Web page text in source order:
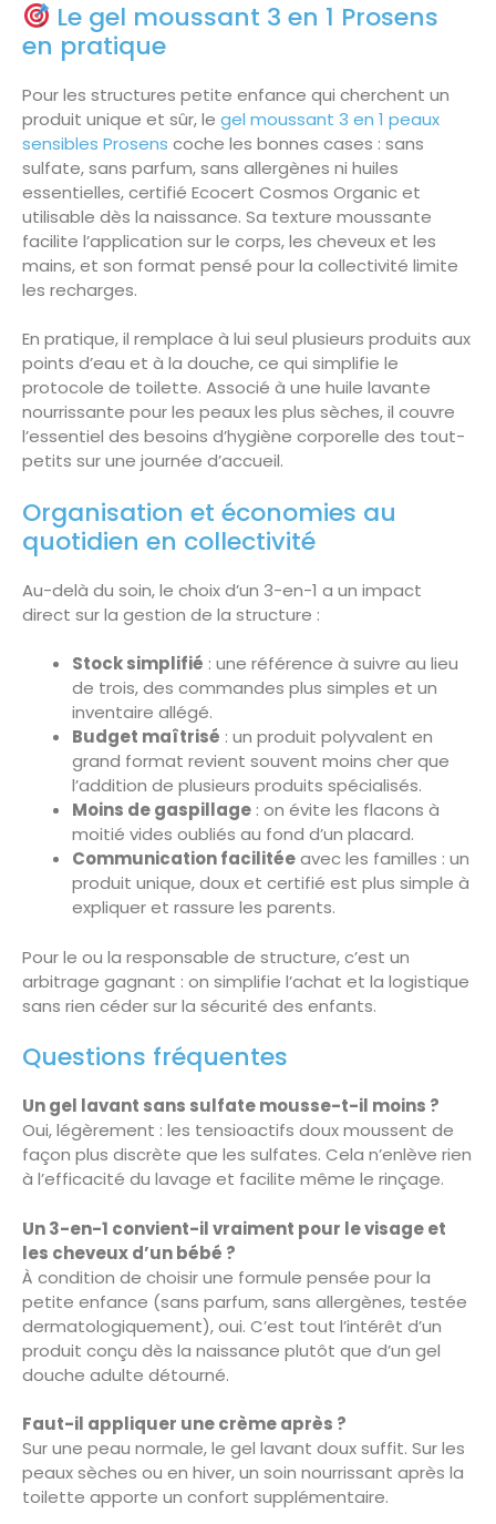
Le gel moussant 3 en 1 Prosens
en pratique
Pour les structures petite enfance qui cherchent un
produit unique et sûr, le gel moussant 3 en 1 peaux
sensibles Prosens coche les bonnes cases : sans
sulfate, sans parfum, sans allergènes ni huiles
essentielles, certifié Ecocert Cosmos Organic et
utilisable dès la naissance. Sa texture moussante
facilite l’application sur le corps, les cheveux et les
mains, et son format pensé pour la collectivité limite
les recharges.
En pratique, il remplace à lui seul plusieurs produits aux
points d’eau et à la douche, ce qui simplifie le
protocole de toilette. Associé à une huile lavante
nourrissante pour les peaux les plus sèches, il couvre
l’essentiel des besoins d’hygiène corporelle des tout-
petits sur une journée d’accueil.
Organisation et économies au
quotidien en collectivité
Au-delà du soin, le choix d’un 3-en-1 a un impact
direct sur la gestion de la structure :
Stock simplifié : une référence à suivre au lieu
de trois, des commandes plus simples et un
inventaire allégé.
Budget maîtrisé : un produit polyvalent en
grand format revient souvent moins cher que
l’addition de plusieurs produits spécialisés.
Moins de gaspillage : on évite les flacons à
moitié vides oubliés au fond d’un placard.
Communication facilitéeavec les familles : un
produit unique, doux et certifié est plus simple à
expliquer et rassure les parents.
Pour le ou la responsable de structure, c’est un
arbitrage gagnant : on simplifie l’achat et la logistique
sans rien céder sur la sécurité des enfants.
Questions fréquentes
Un gel lavant sans sulfate mousse-t-il moins ?
Oui, légèrement : les tensioactifs doux moussent de
façon plus discrète que les sulfates. Cela n’enlève rien
à l’efficacité du lavage et facilite même le rinçage.
Un 3-en-1 convient-il vraiment pour le visage et
les cheveux d’un bébé ?
À condition de choisir une formule pensée pour la
petite enfance (sans parfum, sans allergènes, testée
dermatologiquement), oui. C’est tout l’intérêt d’un
produit conçu dès la naissance plutôt que d’un gel
douche adulte détourné.
Faut-il appliquer une crème après ?
Sur une peau normale, le gel lavant doux suffit. Sur les
peaux sèches ou en hiver, un soin nourrissant après la
toilette apporte un confort supplémentaire.